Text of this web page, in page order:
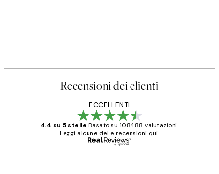
Recensioni dei clienti
ECCELLENTI
4.4 su 5 stelle Basato su 108488 valutazioni.
Leggi alcune delle recensioni qui.